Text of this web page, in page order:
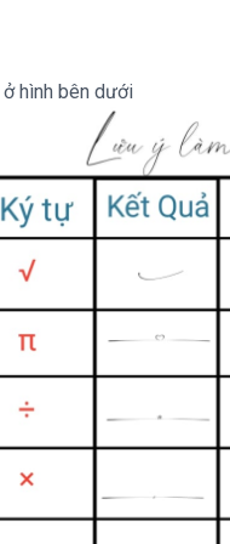
hình bên dưới